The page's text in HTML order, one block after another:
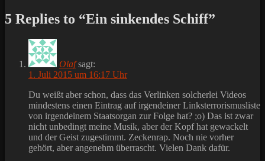
5 Replies to “Ein sinkendes Schiff”
Olaf sagt:
1. Juli 2015 um 16:17 Uhr
Du weißt aber schon, dass das Verlinken solcherlei Videos
mindestens einen Eintrag auf irgendeiner Linksterrorismusliste
von irgendeinem Staatsorgan zur Folge hat? ;o) Das ist zwar
nicht unbedingt meine Musik, aber der Kopf hat gewackelt
und der Geist zugestimmt. Zeckenrap. Noch nie vorher
gehört, aber angenehm überrascht. Vielen Dank dafür.